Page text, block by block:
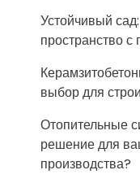
Устойчивый
пространство
выбор для
Отопительные
решение для
производства?